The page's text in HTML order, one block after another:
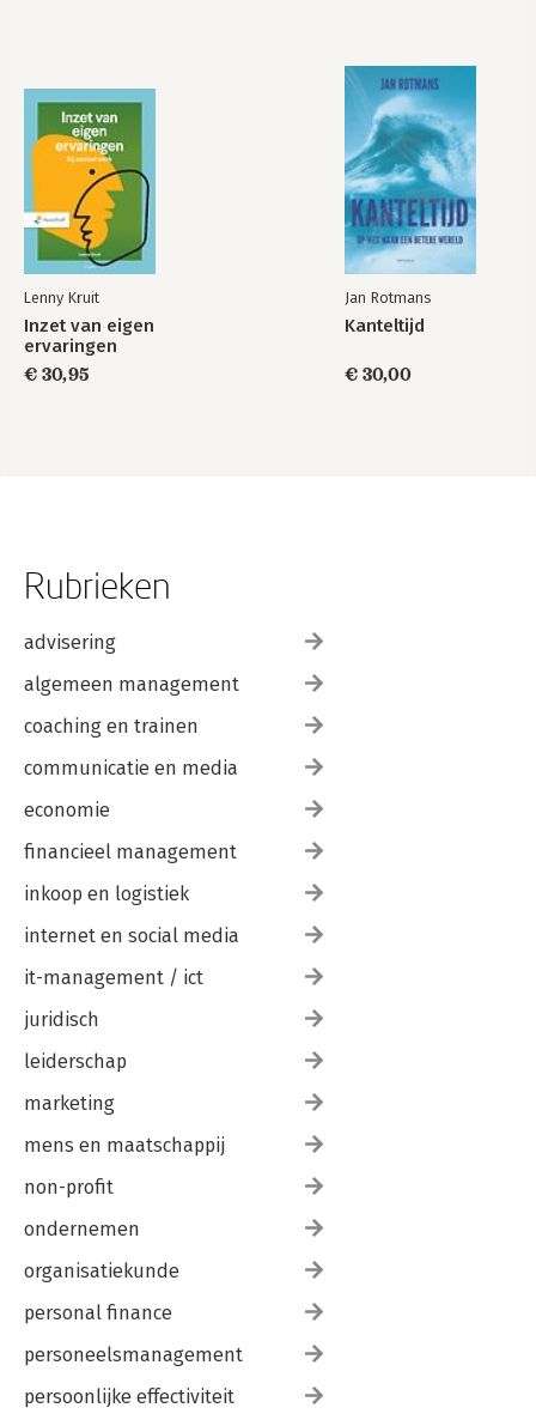
Lenny Kruit
Inzet van eigen
ervaringen
€ 30,95
Jan Rotmans
Kanteltijd
€ 30,00
Rubrieken
advisering
algemeen management
coaching en trainen
communicatie en media
economie
financieel management
inkoop en logistiek
internet en social media
it-management / ict
juridisch
leiderschap
marketing
mens en maatschappij
non-profit
ondernemen
organisatiekunde
personal finance
personeelsmanagement
persoonlijke effectiviteit